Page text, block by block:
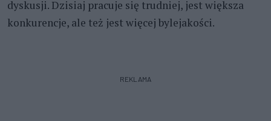
dyskusji. Dzisiaj pracuje się trudniej, jest większa
konkurencje, ale też jest więcej bylejakości.
REKLAMA